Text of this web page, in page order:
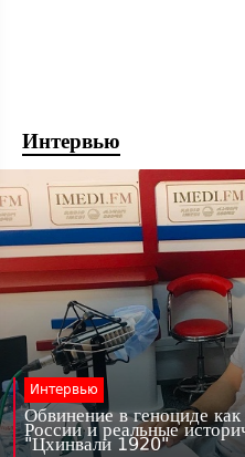
Интервью
Интервью
Обвинение в геноциде
России и реальные
"Цхинвали 1920"